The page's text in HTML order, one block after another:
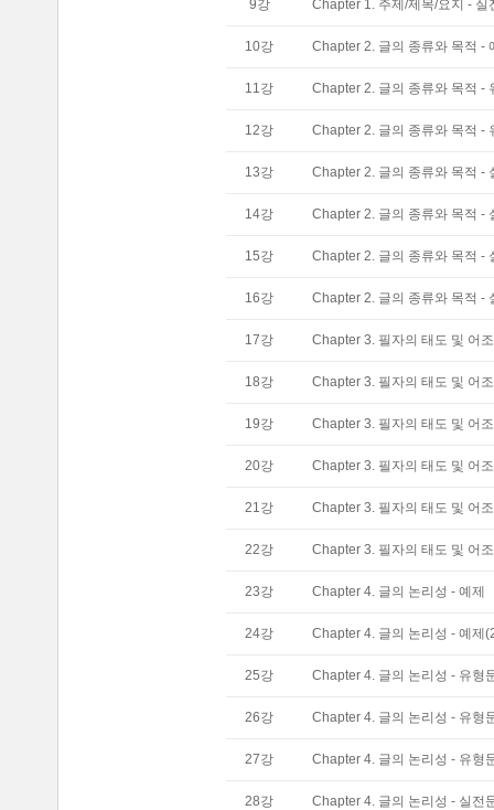
9강 Chapter 1. 주제/제목/요지 - 실
10강 Chapter 2. 글의 종류와 목적 -
11강 Chapter 2. 글의 종류와 목적 -
12강 Chapter 2. 글의 종류와 목적 -
13강 Chapter 2. 글의 종류와 목적 -
14강 Chapter 2. 글의 종류와 목적 -
15강 Chapter 2. 글의 종류와 목적 -
16강 Chapter 2. 글의 종류와 목적 -
17강 Chapter 3. 필자의 태도 및 어
18강 Chapter 3. 필자의 태도 및 어
19강 Chapter 3. 필자의 태도 및 어
20강 Chapter 3. 필자의 태도 및 어
21강 Chapter 3. 필자의 태도 및 어
22강 Chapter 3. 필자의 태도 및 어
23강 Chapter 4. 글의 논리성 - 예제
24강 Chapter 4. 글의 논리성 - 예제
25강 Chapter 4. 글의 논리성 - 유형
26강 Chapter 4. 글의 논리성 - 유형
27강 Chapter 4. 글의 논리성 - 유형
28강 Chapter 4. 글의 논리성 - 실전